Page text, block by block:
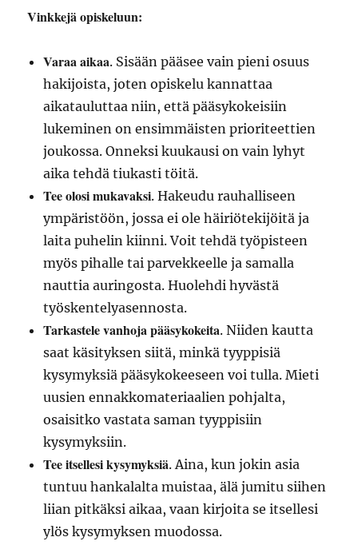
Vinkkejä opiskeluun:
Varaa aikaa. Sisään pääsee vain pieni osuus
hakijoista, joten opiskelu kannattaa
aikatauluttaa niin, että pääsykokeisiin
lukeminen on ensimmäisten prioriteettien
joukossa. Onneksi kuukausi on vain lyhyt
aika tehdä tiukasti töitä.
Tee olosi mukavaksi. Hakeudu rauhalliseen
ympäristöön, jossa ei ole häiriötekijöitä ja
laita puhelin kiinni. Voit tehdä työpisteen
myös pihalle tai parvekkeelle ja samalla
nauttia auringosta. Huolehdi hyvästä
työskentelyasennosta.
Tarkastele vanhoja pääsykokeita. Niiden kautta
saat käsityksen siitä, minkä tyyppisiä
kysymyksiä pääsykokeeseen voi tulla. Mieti
uusien ennakkomateriaalien pohjalta,
osaisitko vastata saman tyyppisiin
kysymyksiin.
Tee itsellesi kysymyksiä. Aina, kun jokin asia
tuntuu hankalalta muistaa, älä jumitu siihen
liian pitkäksi aikaa, vaan kirjoita se itsellesi
ylös kysymyksen muodossa.